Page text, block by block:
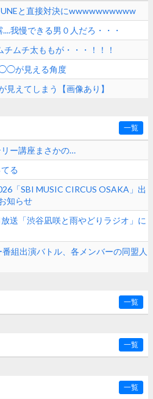
と直接対決にwwwwwwwwww
我慢できる男０人だろ・・・
チムチ太ももが・・・！！！
◯◯が見える角度
見えてしまう【画像あり】
一覧
リー講座まさかの…
る
「SBI MUSIC CIRCUS OSAKA」出
知らせ
送「渋谷凪咲と雨やどりラジオ」に
番組出演バトル、各メンバーの同盟人
一覧
一覧
一覧